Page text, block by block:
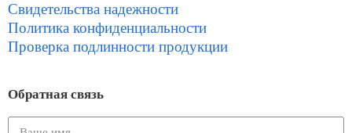
Свидетельства надежности
Политика конфиденциальности
Проверка подлинности продукции
Обратная связь